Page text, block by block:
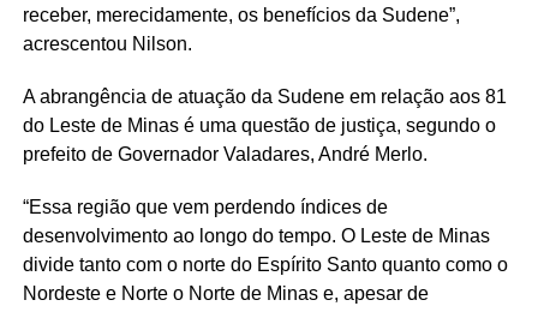
receber, merecidamente, os benefícios da Sudene”,
acrescentou Nilson.
A abrangência de atuação da Sudene em relação aos 81
do Leste de Minas é uma questão de justiça, segundo o
prefeito de Governador Valadares, André Merlo.
“Essa região que vem perdendo índices de
desenvolvimento ao longo do tempo. O Leste de Minas
divide tanto com o norte do Espírito Santo quanto como o
Nordeste e Norte o Norte de Minas e, apesar de